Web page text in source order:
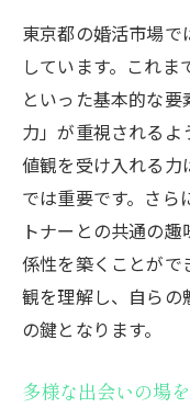
東京都の婚活市場
しています。これま
といった基本的な
力」が重視されるよ
値観を受け入れる
では重要です。さら
トナーとの共通の
係性を築くことがで
観を理解し、自らの
の鍵となります。
多様な出会いの場